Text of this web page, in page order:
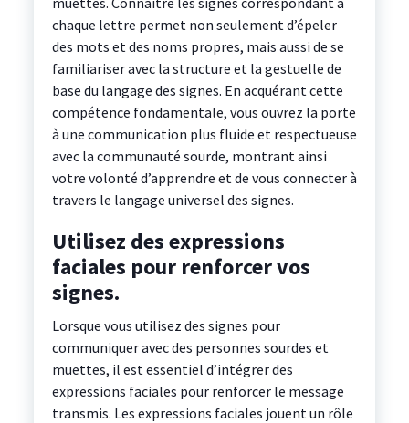
chaque lettre permet non seulement d’épeler
des mots et des noms propres, mais aussi de se
familiariser avec la structure et la gestuelle de
base du langage des signes. En acquérant cette
compétence fondamentale, vous ouvrez la porte
à une communication plus fluide et respectueuse
avec la communauté sourde, montrant ainsi
votre volonté d’apprendre et de vous connecter à
travers le langage universel des signes.
Utilisez des expressions
faciales pour renforcer vos
signes.
Lorsque vous utilisez des signes pour
communiquer avec des personnes sourdes et
muettes, il est essentiel d’intégrer des
expressions faciales pour renforcer le message
transmis. Les expressions faciales jouent un rôle